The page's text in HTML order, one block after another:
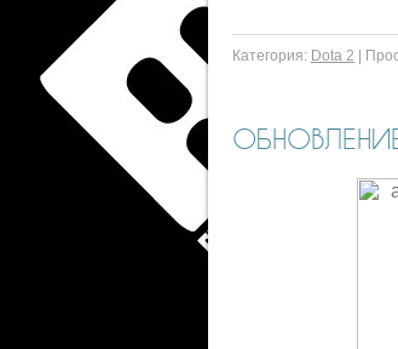
Категория: Dota 2